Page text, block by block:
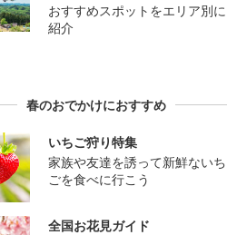
おすすめスポットをエリア別に
紹介
春のおでかけにおすすめ
いちご狩り特集
家族や友達を誘って新鮮ないち
ごを食べに行こう
全国お花見ガイド